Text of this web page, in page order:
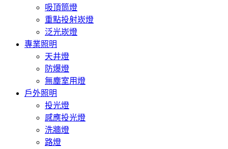
吸頂筒燈
重點投射崁燈
泛光崁燈
專業照明
天井燈
防爆燈
無塵室用燈
戶外照明
投光燈
感應投光燈
洗牆燈
路燈